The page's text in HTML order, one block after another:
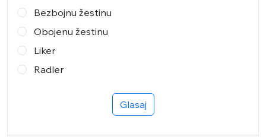
Bezbojnu žestinu
Obojenu žestinu
Liker
Radler
Glasaj